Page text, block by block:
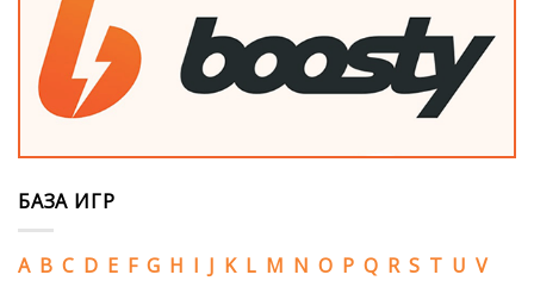
БАЗА ИГР
A B C D E F G H I J K L M N O P Q R S T U V